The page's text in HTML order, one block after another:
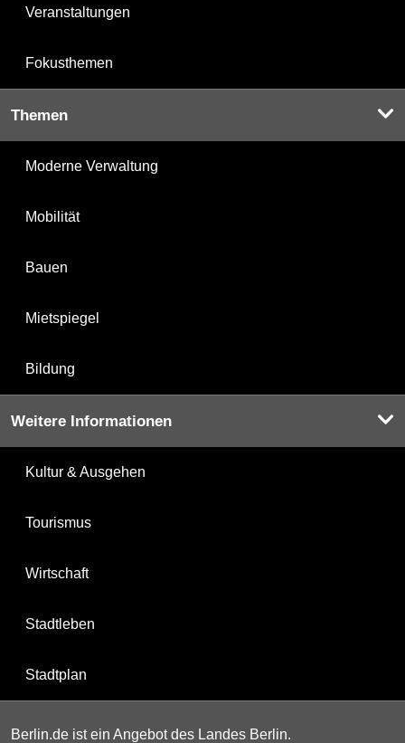
Veranstaltungen
Fokusthemen
Themen
Moderne Verwaltung
Mobilität
Bauen
Mietspiegel
Bildung
Weitere Informationen
Kultur & Ausgehen
Tourismus
Wirtschaft
Stadtleben
Stadtplan
Berlin.de ist ein Angebot des Landes Berlin.